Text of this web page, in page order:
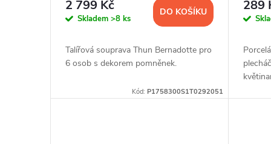
2 799 Kč
Skladem >8 ks
DO KOŠÍKU
Talířová souprava Thun Bernadotte pro
6 osob s dekorem pomněnek.
Kód:P1758300S1T0292051
289